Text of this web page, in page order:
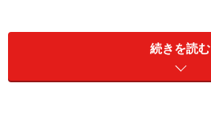
いて、詳しく見てみましょう。
続きを読む